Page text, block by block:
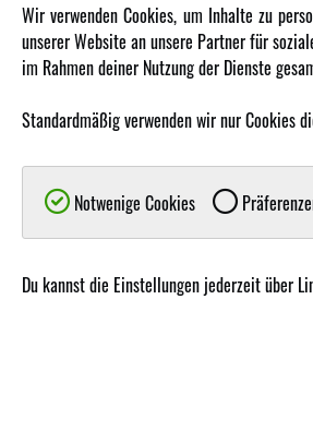
Fahrzeuge in allen Maßstäben
Helikopter Collective Pitch, Fixed Pitch
Multikopter in verschiedenen Ausführungen
Boote in verschiedenen Größen
Panzer für Jung und Alt
Wir verwenden Cookies, um Inhalte zu
unserer Website an unsere Partner für
im Rahmen deiner Nutzung der Dienste
Standardmäßig verwenden wir nur Cookies
Notwenige Cookies
Du kannst die Einstellungen jederzeit über